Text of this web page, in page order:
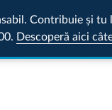
Contribuie și
Descoperă aici